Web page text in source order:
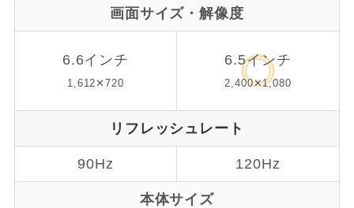
画面サイズ・解像度
6.6インチ
1,612✕720
6.5インチ
2,400✕1,080
リフレッシュレート
90Hz 120Hz
本体サイズ